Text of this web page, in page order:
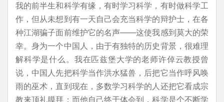
我的前半生和科学有缘，有时学习科学，有时做科学工
作，但从未想到有一天自己会充当科学的辩护士，在各
种江湖骗子面前维护它的名声——这使我感到莫大的荣
幸。身为一个中国人，由于有独特的历史背景，很难理
解科学是什么。我在匹兹堡大学的老师许倬云教授曾
说，中国人先把科学当作洪水猛兽，后把它当作呼风唤
雨的巫术，直到现在，多数学习科学的人还把它看成宗
教来顶礼膜拜；而他自己终于体会到，科学是个不断学